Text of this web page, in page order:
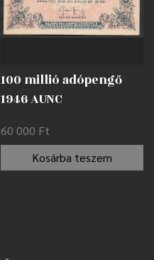
100 millió adópengő
1946 AUNC
60 000 Ft
Kosárba teszem